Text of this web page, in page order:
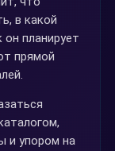
в какой
планирует
прямой
и упором на